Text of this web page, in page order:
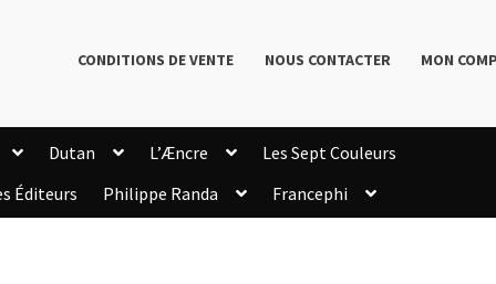
CONDITIONS DE VENTE NOUS CONTACTER MON
Dutan L’Æncre
Les Sept Couleurs
Éditeurs Philippe Randa
Francephi